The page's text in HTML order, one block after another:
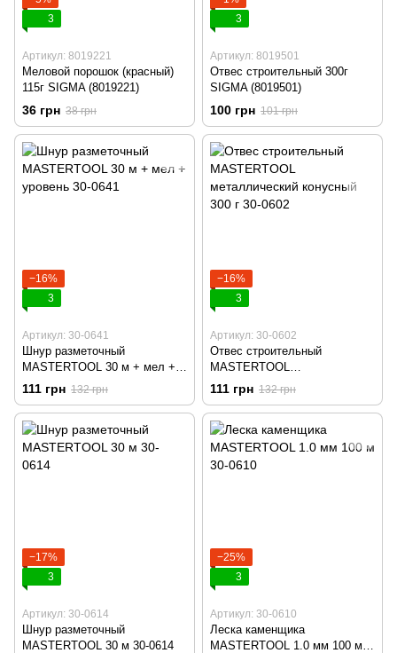
3
Артикул: 8019221
Меловой порошок (красный)
115г SIGMA (8019221)
36 грн 38 грн
3
Артикул: 8019501
Отвес строительный 300г
SIGMA (8019501)
100 грн 101 грн
−16%
3
Артикул: 30-0641
Шнур разметочный
MASTERTOOL 30 м + мел +
уровень 30-0641
111 грн 132 грн
−16%
3
Артикул: 30-0602
Отвес строительный
MASTERTOOL
металлический конусный 300
г 30-0602
111 грн 132 грн
−17%
3
Артикул: 30-0614
Шнур разметочный
MASTERTOOL 30 м 30-0614
−25%
3
Артикул: 30-0610
Леска каменщика
MASTERTOOL 1.0 мм 100 м